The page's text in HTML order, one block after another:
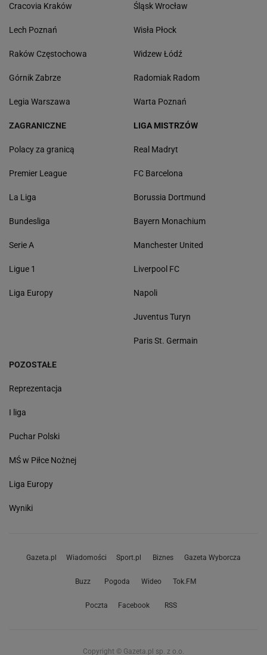
Cracovia Kraków
Lech Poznań
Raków Częstochowa
Górnik Zabrze
Legia Warszawa
Śląsk Wrocław
Wisła Płock
Widzew Łódź
Radomiak Radom
Warta Poznań
ZAGRANICZNE
Polacy za granicą
Premier League
La Liga
Bundesliga
Serie A
Ligue 1
Liga Europy
LIGA MISTRZÓW
Real Madryt
FC Barcelona
Borussia Dortmund
Bayern Monachium
Manchester United
Liverpool FC
Napoli
Juventus Turyn
Paris St. Germain
POZOSTAŁE
Reprezentacja
I liga
Puchar Polski
MŚ w Piłce Nożnej
Liga Europy
Wyniki
Gazeta.pl Wiadomości Sport.pl Biznes Gazeta Wyborcza
Buzz Pogoda Wideo Tok.FM
Poczta Facebook RSS
Copyright © Gazeta.pl sp. z o.o.